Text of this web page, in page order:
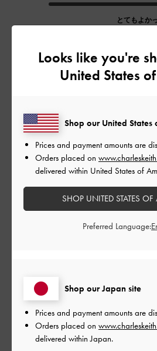
とてもよか
よか
フィルター
ご利用者様
Màu và dáng túi rất
Màu và dáng túi rất đẹp
サイズ: その他（シューズ以外） |カ
デザイン
Looks like you're
United States
Shop our Japan site
Prices and payment amounts are
Orders placed on
delivered within Japan.
Shop our United States
Prices and payment amounts are
Orders placed on
delivered within United States of
SHOP UNITED STATES
Preferred Language: